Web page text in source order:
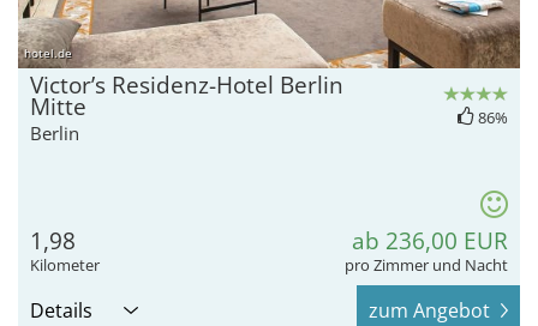
hotel.de
Victor’s Residenz-Hotel Berlin
Mitte
Berlin
86%
1,98
Kilometer
ab 236,00 EUR
pro Zimmer und Nacht
Details zum Angebot